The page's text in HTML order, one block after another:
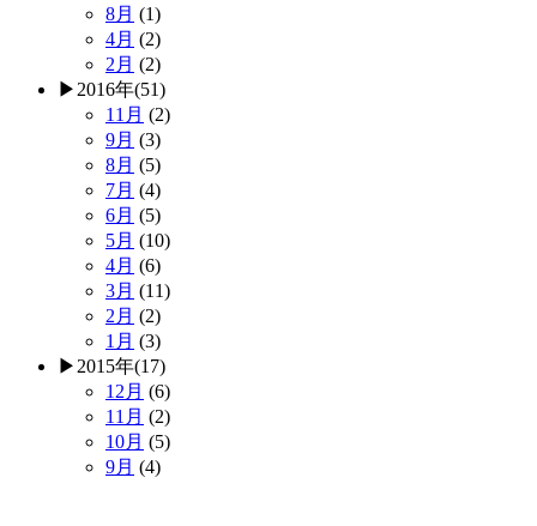
8月 (1)
4月 (2)
2月 (2)
▶ 2016年(51)
11月 (2)
9月 (3)
8月 (5)
7月 (4)
6月 (5)
5月 (10)
4月 (6)
3月 (11)
2月 (2)
1月 (3)
▶ 2015年(17)
12月 (6)
11月 (2)
10月 (5)
9月 (4)